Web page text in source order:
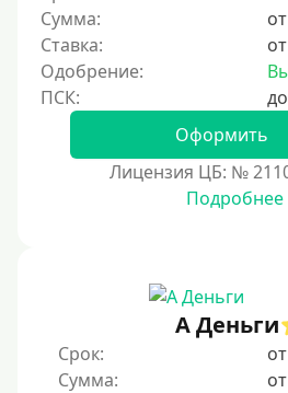
Сумма:
Ставка:
Одобрение:
Оформить
Лицензия ЦБ: №
Подробнее
А Деньги
Срок:
Сумма: